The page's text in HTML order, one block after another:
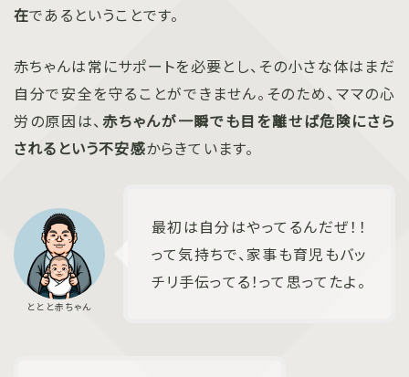
在であるということです。
赤ちゃんは常にサポートを必要とし、その小さな体はまだ
自分で安全を守ることができません。そのため、ママの心
労の原因は、赤ちゃんが一瞬でも目を離せば危険にさら
されるという不安感からきています。
最初は自分はやってるんだぜ！！
って気持ちで、家事も育児もバッ
チリ手伝ってる！って思ってたよ。